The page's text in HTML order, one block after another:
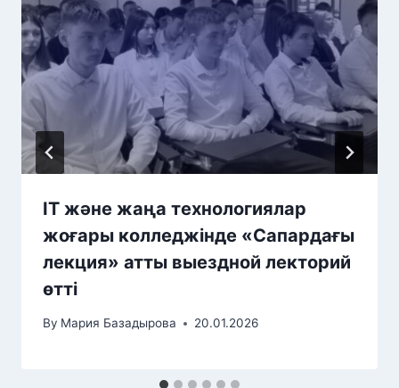
IT және жаңа технологиялар
жоғары колледжінде «Сапардағы
лекция» атты выездной лекторий
өтті
By Мария Базадырова 20.01.2026